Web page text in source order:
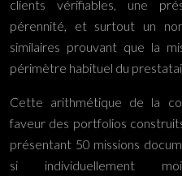
clients vérifiables, une
pérennité, et surtout un
similaires prouvant que la
périmètre habituel du
Cette arithmétique de la
faveur des portfolios
présentant 50 missions
si individuellement